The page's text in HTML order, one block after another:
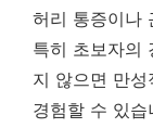
허리 통증이나
특히 초보자의
지 않으면 만
경험할 수 있습